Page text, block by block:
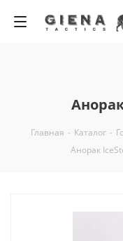
Главная - Каталог -
Анорак